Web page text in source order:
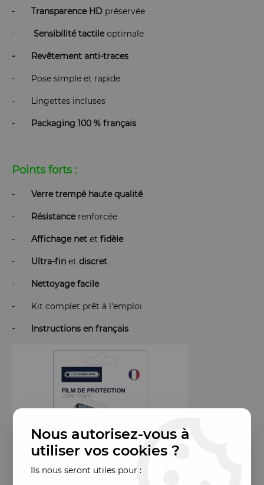
- Transparence HD préservée
- Sensibilité tactileoptimale
- Revêtement anti-traces
- Pose simple et rapide
- Lingettes incluses
- Packaging 100 % français
Points forts :
- Verre trempé haute qualité
- Résistancerenforcée
- Affichage net et fidèle
- Ultra-fin et discret
- Nettoyage facile
- Kit complet prêt à l'emploi
- Instructions en français
Nous autorisez-vous à
utiliser vos cookies ?
Ils nous seront utiles pour :